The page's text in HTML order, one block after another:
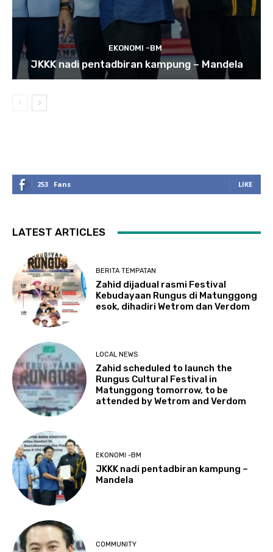
EKONOMI -BM
JKKK nadi pentadbiran kampung – Mandela
253 Fans LIKE
LATEST ARTICLES
BERITA TEMPATAN
Zahid dijadual rasmi Festival
Kebudayaan Rungus di Matunggong
esok, dihadiri Wetrom dan Verdom
LOCAL NEWS
Zahid scheduled to launch the
Rungus Cultural Festival in
Matunggong tomorrow, to be
attended by Wetrom and Verdom
EKONOMI -BM
JKKK nadi pentadbiran kampung –
Mandela
COMMUNITY